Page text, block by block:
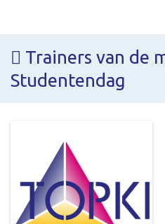
Trainers van de
Studentendag